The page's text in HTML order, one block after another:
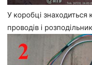
У коробці
проводів і